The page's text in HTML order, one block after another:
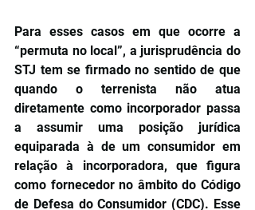
Para esses casos em que ocorre a
“permuta no local”, a jurisprudência do
STJ tem se firmado no sentido de que
quando o terrenista não atua
diretamente como incorporador passa
a assumir uma posição jurídica
equiparada à de um consumidor em
relação à incorporadora, que figura
como fornecedor no âmbito do Código
de Defesa do Consumidor (CDC). Esse